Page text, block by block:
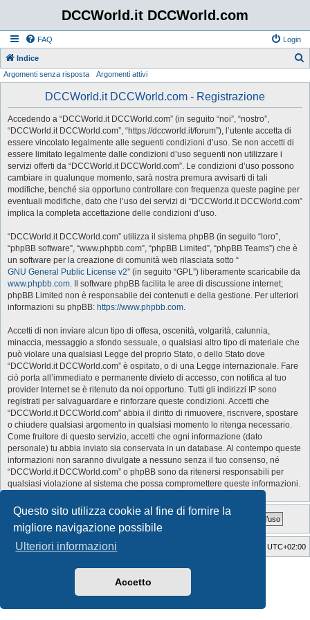
Questo sito utilizza cookie al fine di fornire la
migliore navigazione possibile
Ulteriori informazioni
Accetto
DCCWorld.it DCCWorld.com
FAQ Login
Indice
Argomenti senza risposta Argomenti attivi
DCCWorld.it DCCWorld.com - Registrazione
Accedendo a “DCCWorld.it DCCWorld.com” (in seguito “noi”, “nostro”,
“DCCWorld.it DCCWorld.com”, “https://dccworld.it/forum”), l’utente accetta di
essere vincolato legalmente alle seguenti condizioni d’uso. Se non accetti di
essere limitato legalmente dalle condizioni d’uso seguenti non utilizzare i
servizi offerti da “DCCWorld.it DCCWorld.com”. Le condizioni d’uso possono
cambiare in qualunque momento, sarà nostra premura avvisarti di tali
modifiche, benché sia opportuno controllare con frequenza queste pagine per
eventuali modifiche, dato che l’uso dei servizi di “DCCWorld.it DCCWorld.com”
implica la completa accettazione delle condizioni d’uso.
“DCCWorld.it DCCWorld.com” utilizza il sistema phpBB (in seguito “loro”,
“phpBB software”, “www.phpbb.com”, “phpBB Limited”, “phpBB Teams”) che è
un software per la creazione di comunità web rilasciata sotto “
GNU General Public License v2” (in seguito “GPL”) liberamente scaricabile da
www.phpbb.com. Il software phpBB facilita le aree di discussione internet;
phpBB Limited non è responsabile dei contenuti e della gestione. Per ulteriori
informazioni su phpBB: https://www.phpbb.com.
Accetti di non inviare alcun tipo di offesa, oscenità, volgarità, calunnia,
minaccia, messaggio a sfondo sessuale, o qualsiasi altro tipo di materiale che
può violare una qualsiasi Legge del proprio Stato, o dello Stato dove
“DCCWorld.it DCCWorld.com” è ospitato, o di una Legge internazionale. Fare
ciò porta all’immediato e permanente divieto di accesso, con notifica al tuo
provider Internet se è ritenuto da noi opportuno. Tutti gli indirizzi IP sono
registrati per salvaguardare e rinforzare queste condizioni. Accetti che
“DCCWorld.it DCCWorld.com” abbia il diritto di rimuovere, riscrivere, spostare
o chiudere qualsiasi argomento in qualsiasi momento lo ritenga necessario.
Come fruitore di questo servizio, accetti che ogni informazione (dato
personale) tu abbia inviato sia conservata in un database. Al contempo queste
informazioni non saranno divulgate a nessuno senza il tuo consenso, né
“DCCWorld.it DCCWorld.com” o phpBB sono da ritenersi responsabili per
qualsiasi violazione al sistema che possa compromettere queste informazioni.
Indice UTC+02:00
Style Developer by ©GTA game
phpBB